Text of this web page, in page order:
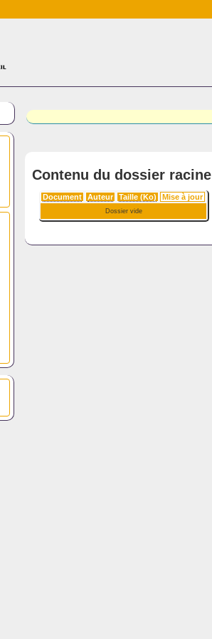
Contenu du dossier racine
Document Auteur Taille (Ko) Mise à jour
Dossier vide